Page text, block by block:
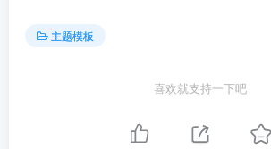
主题模板
喜欢就支持一下吧